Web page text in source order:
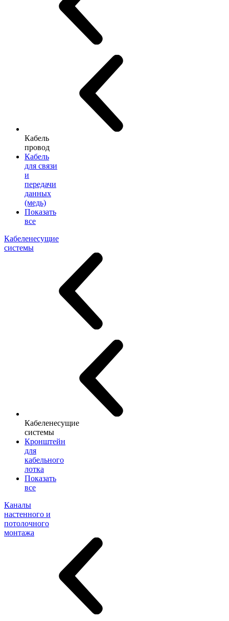
Кабель
провод
Кабель
для связи
и
передачи
данных
(медь)
Показать
все
Кабеленесущие
системы
Кабеленесущие
системы
Кронштейн
для
кабельного
лотка
Показать
все
Каналы
настенного и
потолочного
монтажа